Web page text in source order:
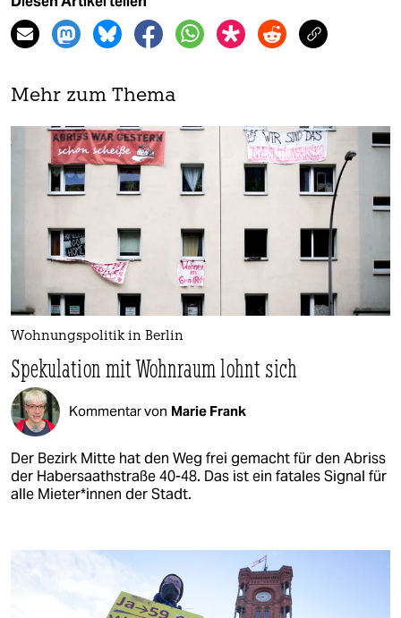
Mehr zum Thema
Wohnungspolitik in Berlin
Spekulation mit Wohnraum lohnt sich
Kommentar von Marie Frank
Der Bezirk Mitte hat den Weg frei gemacht für den Abriss
der Habersaathstraße 40-48. Das ist ein fatales Signal für
alle Mie­te­r*in­nen der Stadt.